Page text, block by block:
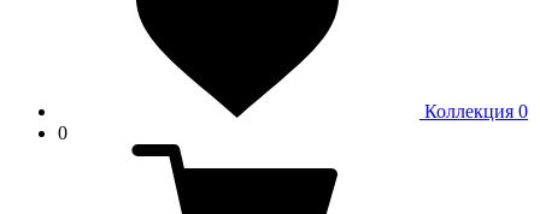
Коллекция 0
0